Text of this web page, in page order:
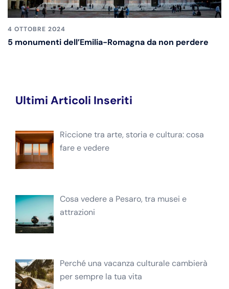
4 OTTOBRE 2024
5 monumenti dell’Emilia-Romagna da non perdere
Ultimi Articoli Inseriti
Riccione tra arte, storia e cultura: cosa
fare e vedere
Cosa vedere a Pesaro, tra musei e
attrazioni
Perché una vacanza culturale cambierà
per sempre la tua vita